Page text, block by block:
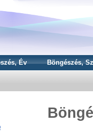
Év Böngészés,